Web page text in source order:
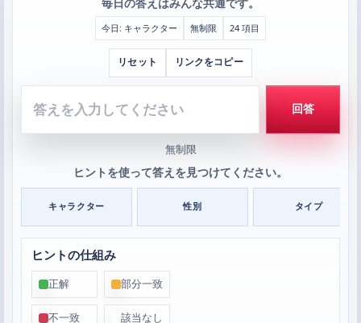
今日: キャラクター 無制限 24 項目
リセット リンクをコピー
を
し
く
だ
回答
無制限
ヒントを使って答えを見つけてください。
キャラクター 性別 タイプ
ヒントの仕組み
正解 部分一致
不一致 該当なし